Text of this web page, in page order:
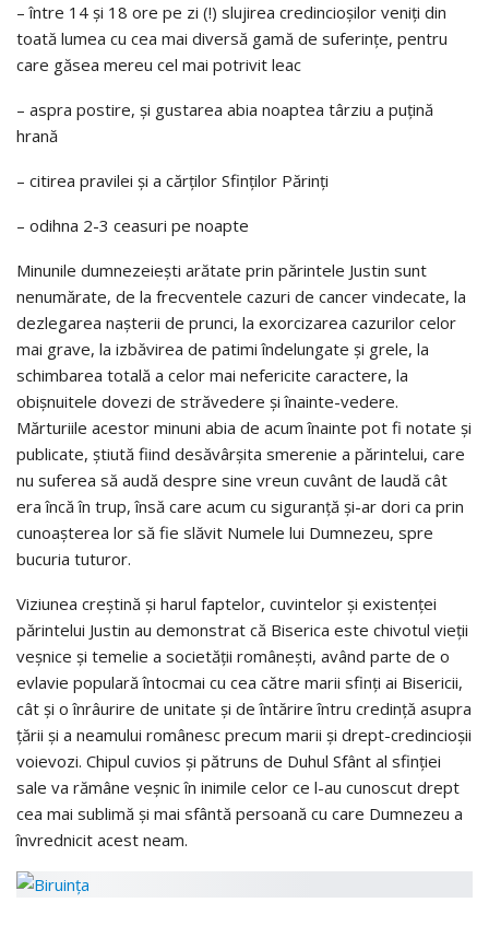
– între 14 şi 18 ore pe zi (!) slujirea credincioşilor veniţi din
toată lumea cu cea mai diversă gamă de suferinţe, pentru
care găsea mereu cel mai potrivit leac
– aspra postire, şi gustarea abia noaptea târziu a puţină
hrană
– citirea pravilei şi a cărţilor Sfinţilor Părinţi
– odihna 2-3 ceasuri pe noapte
Minunile dumnezeieşti arătate prin părintele Justin sunt
nenumărate, de la frecventele cazuri de cancer vindecate, la
dezlegarea naşterii de prunci, la exorcizarea cazurilor celor
mai grave, la izbăvirea de patimi îndelungate şi grele, la
schimbarea totală a celor mai nefericite caractere, la
obişnuitele dovezi de străvedere şi înainte-vedere.
Mărturiile acestor minuni abia de acum înainte pot fi notate şi
publicate, ştiută fiind desăvârşita smerenie a părintelui, care
nu suferea să audă despre sine vreun cuvânt de laudă cât
era încă în trup, însă care acum cu siguranţă şi-ar dori ca prin
cunoaşterea lor să fie slăvit Numele lui Dumnezeu, spre
bucuria tuturor.
Viziunea creştină şi harul faptelor, cuvintelor şi existenţei
părintelui Justin au demonstrat că Biserica este chivotul vieţii
veşnice şi temelie a societăţii româneşti, având parte de o
evlavie populară întocmai cu cea către marii sfinţi ai Bisericii,
cât şi o înrâurire de unitate şi de întărire întru credinţă asupra
ţării şi a neamului românesc precum marii şi drept-credincioşii
voievozi. Chipul cuvios şi pătruns de Duhul Sfânt al sfinţiei
sale va rămâne veşnic în inimile celor ce l-au cunoscut drept
cea mai sublimă şi mai sfântă persoană cu care Dumnezeu a
învrednicit acest neam.